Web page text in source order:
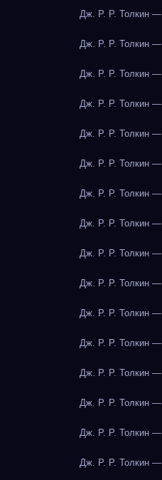
Дж. Р. Р. Толкин —
Дж. Р. Р. Толкин —
Дж. Р. Р. Толкин —
Дж. Р. Р. Толкин —
Дж. Р. Р. Толкин —
Дж. Р. Р. Толкин —
Дж. Р. Р. Толкин —
Дж. Р. Р. Толкин —
Дж. Р. Р. Толкин —
Дж. Р. Р. Толкин —
Дж. Р. Р. Толкин —
Дж. Р. Р. Толкин —
Дж. Р. Р. Толкин —
Дж. Р. Р. Толкин —
Дж. Р. Р. Толкин —
Дж. Р. Р. Толкин —